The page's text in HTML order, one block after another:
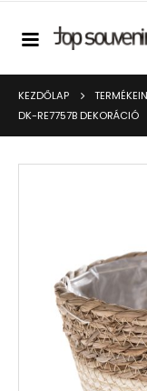
KEZDŐLAP
DK-RE7757B DEKORÁCIÓ